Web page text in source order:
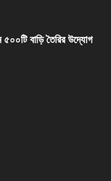
বাড়ি তৈরির উদ্যোগ